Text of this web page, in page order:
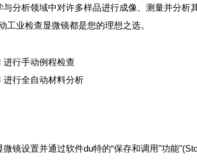
分析领域中对许多样品进行成像、测量并分
工业检查显微镜都是您的理想之选。
进行手动例程检查
进行全自动材料分析
镜设置并通过软件du特的“保存和调用"功能